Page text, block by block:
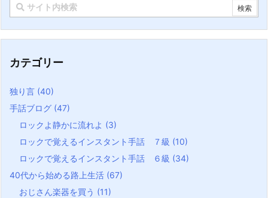
カテゴリー
独り言 (40)
手話ブログ (47)
ロックよ静かに流れよ (3)
ロックで覚えるインスタント手話 ７級 (10)
ロックで覚えるインスタント手話 ６級 (34)
40代から始める路上生活 (67)
おじさん楽器を買う (11)